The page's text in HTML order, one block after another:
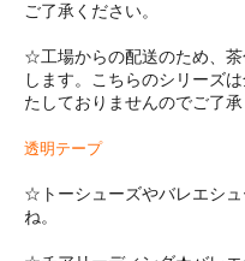
ご了承ください。
☆工場からの配送のため、
します。こちらのシリーズ
たしておりませんのでご了承
透明テープ
☆トーシューズやバレエシ
ね。